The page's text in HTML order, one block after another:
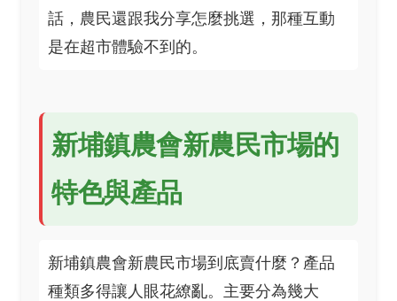
話，農民還跟我分享怎麼挑選，那種互動
是在超市體驗不到的。
新埔鎮農會新農民市場的
特色與產品
新埔鎮農會新農民市場到底賣什麼？產品
種類多得讓人眼花繚亂。主要分為幾大